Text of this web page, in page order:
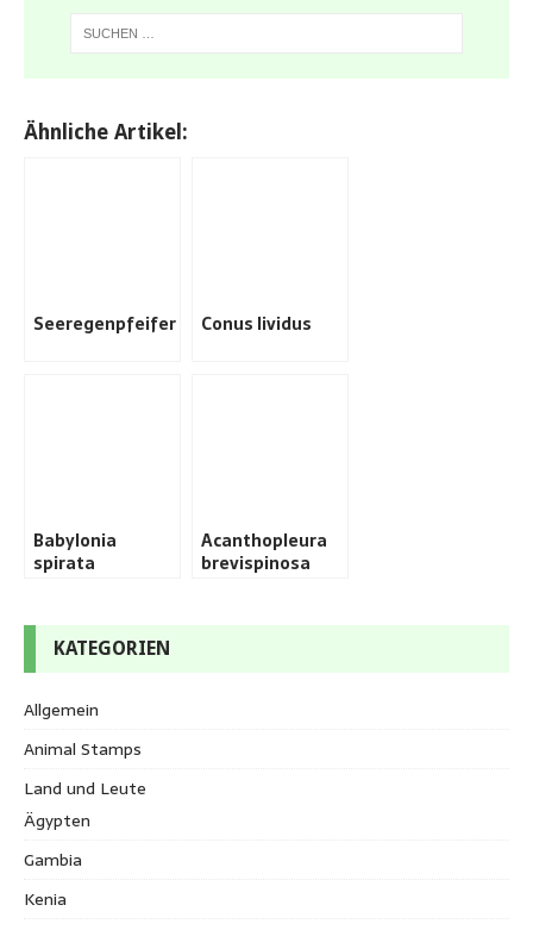
Ähnliche Artikel:
Seeregenpfeifer Conus lividus
Babylonia
spirata
Acanthopleura
brevispinosa
KATEGORIEN
Allgemein
Animal Stamps
Land und Leute
Ägypten
Gambia
Kenia